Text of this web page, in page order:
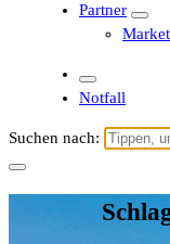
Partner
Notfall
Suchen nach: